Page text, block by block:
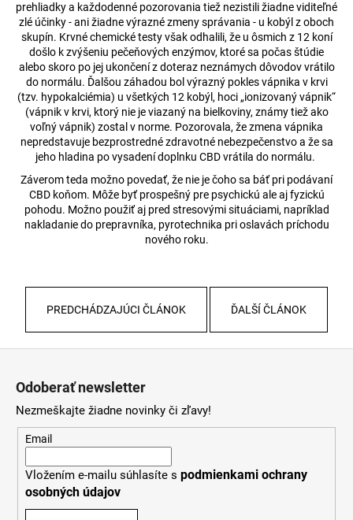
prehliadky a každodenné pozorovania tiež nezistili žiadne viditeľné
zlé účinky - ani žiadne výrazné zmeny správania - u kobýl z oboch
skupín. Krvné chemické testy však odhalili, že u ôsmich z 12 koní
došlo k zvýšeniu pečeňových enzýmov, ktoré sa počas štúdie
alebo skoro po jej ukončení z doteraz neznámych dôvodov vrátilo
do normálu. Ďalšou záhadou bol výrazný pokles vápnika v krvi
(tzv. hypokalciémia) u všetkých 12 kobýl, hoci „ionizovaný vápnik“
(vápnik v krvi, ktorý nie je viazaný na bielkoviny, známy tiež ako
voľný vápnik) zostal v norme. Pozorovala, že zmena vápnika
nepredstavuje bezprostredné zdravotné nebezpečenstvo a že sa
jeho hladina po vysadení doplnku CBD vrátila do normálu.
Záverom teda možno povedať, že nie je čoho sa báť pri podávaní
CBD koňom. Môže byť prospešný pre psychickú ale aj fyzickú
pohodu. Možno použiť aj pred stresovými situáciami, napríklad
nakladanie do prepravníka, pyrotechnika pri oslavách príchodu
nového roku.
PREDCHÁDZAJÚCI ČLÁNOK ĎALŠÍ ČLÁNOK
Odoberať newsletter
Nezmeškajte žiadne novinky či zľavy!
Email
Vložením e-mailu súhlasíte s podmienkami ochrany
osobných údajov